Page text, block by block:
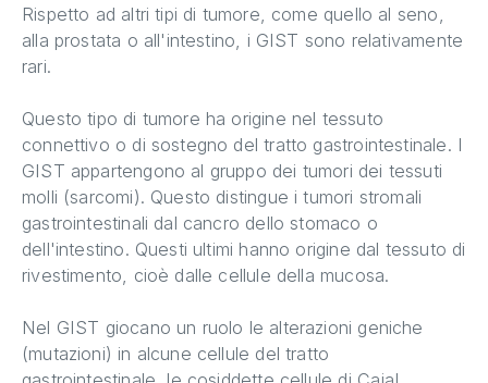
Rispetto ad altri tipi di tumore, come quello al seno,
alla prostata o all'intestino, i GIST sono relativamente
rari.
Questo tipo di tumore ha origine nel tessuto
connettivo o di sostegno del tratto gastrointestinale. I
GIST appartengono al gruppo dei tumori dei tessuti
molli (sarcomi). Questo distingue i tumori stromali
gastrointestinali dal cancro dello stomaco o
dell'intestino. Questi ultimi hanno origine dal tessuto di
rivestimento, cioè dalle cellule della mucosa.
Nel GIST giocano un ruolo le alterazioni geniche
(mutazioni) in alcune cellule del tratto